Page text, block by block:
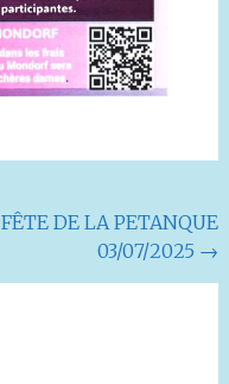
FÊTE DE LA PETANQUE
03/07/2025 →